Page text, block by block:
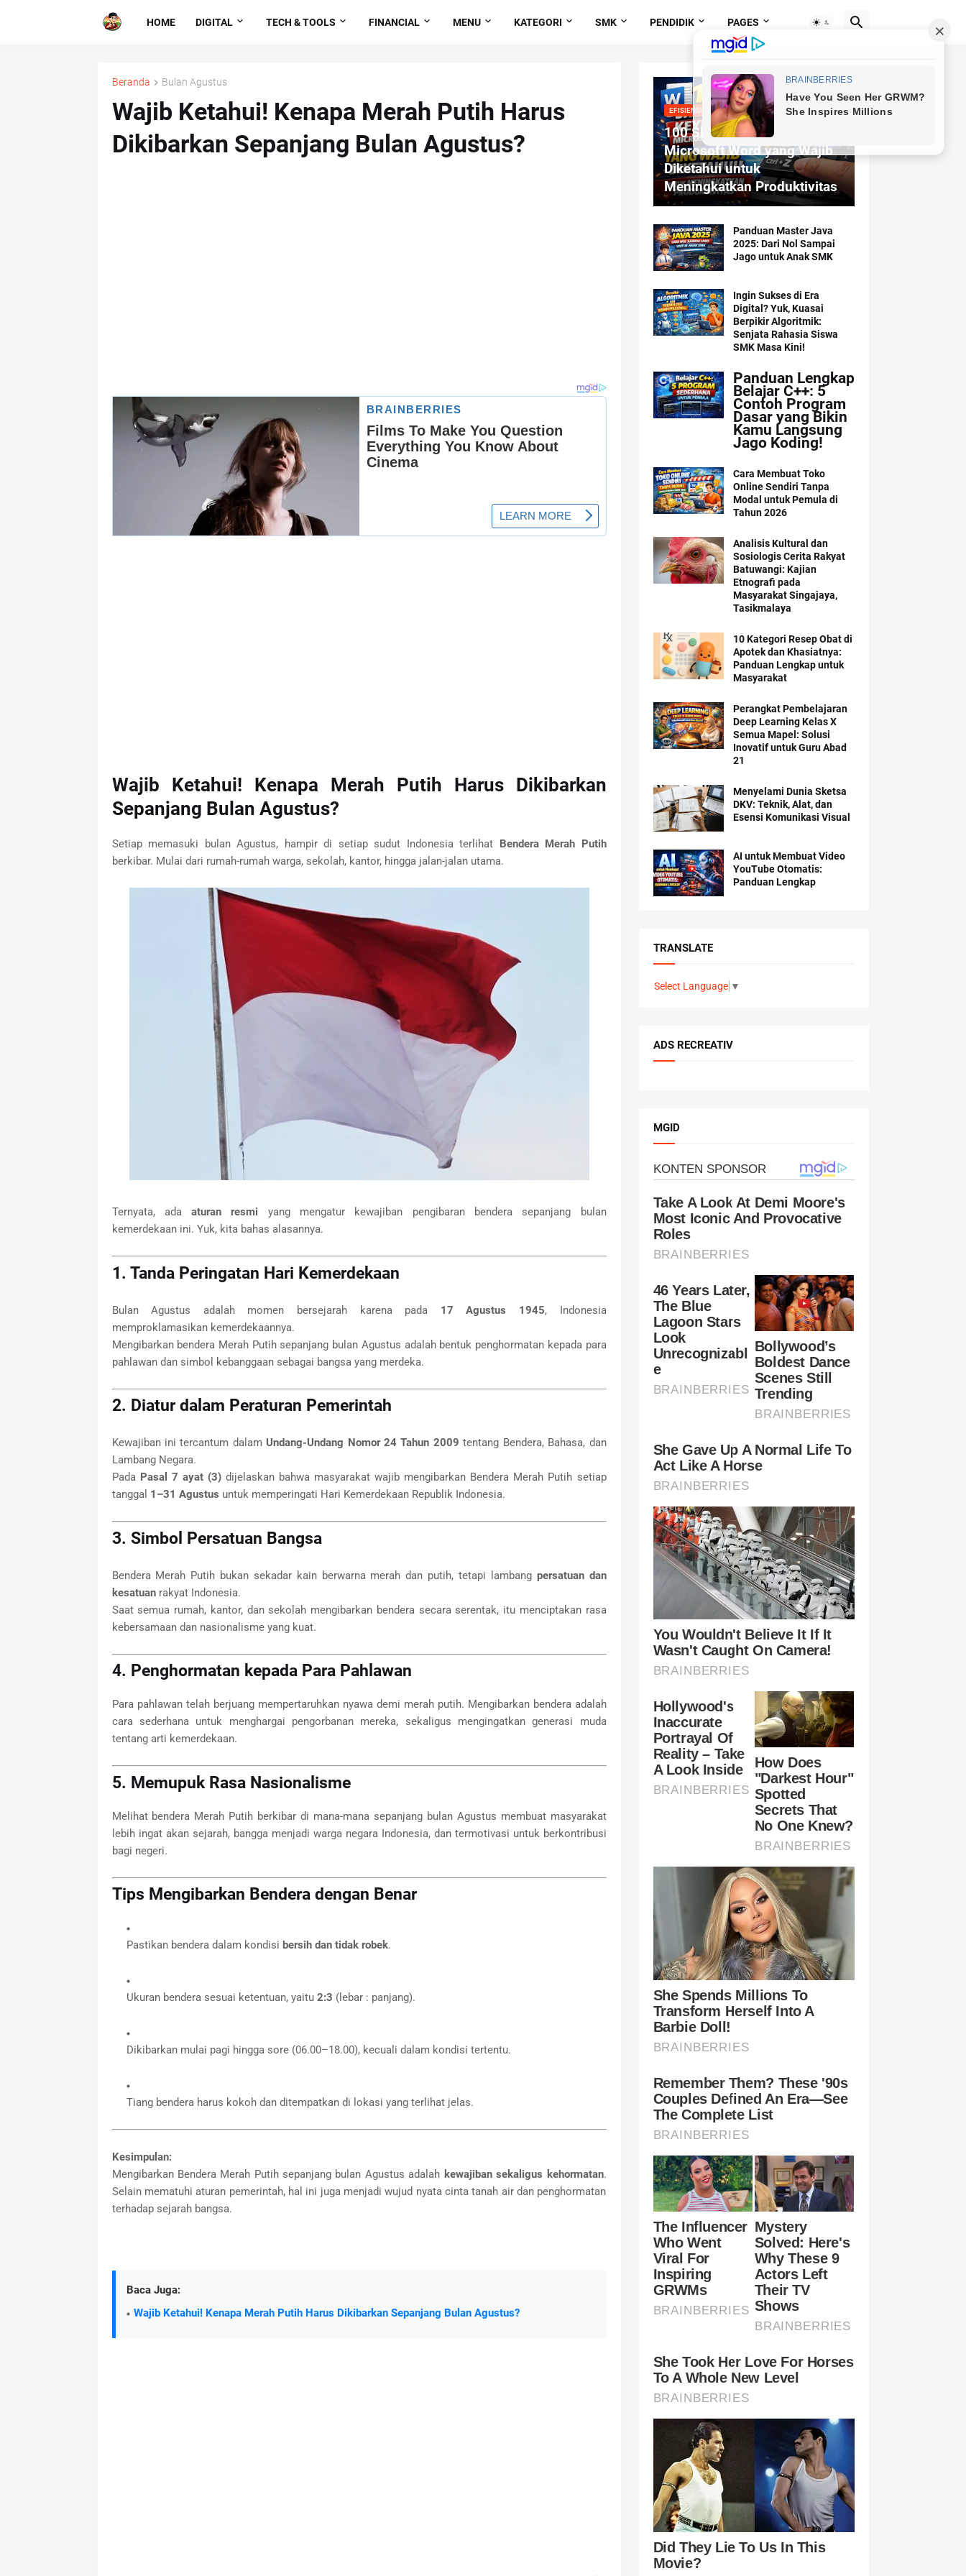
HOME DIGITAL TECH & TOOLS FINANCIAL MENU KATEGORI SMK PENDIDIK PAGES
Beranda Bulan Agustus
Wajib Ketahui! Kenapa Merah Putih Harus
Dikibarkan Sepanjang Bulan Agustus?
Wajib Ketahui! Kenapa Merah Putih Harus Dikibarkan
Sepanjang Bulan Agustus?
Setiap memasuki bulan Agustus, hampir di setiap sudut Indonesia terlihat
Bendera Merah Putih
berkibar. Mulai dari rumah-rumah warga, sekolah, kantor, hingga jalan-jalan utama.
Ternyata, adaaturan resmi yang mengatur kewajiban pengibaran bendera sepanjang bulan
kemerdekaan ini. Yuk, kita bahas alasannya.
1. Tanda Peringatan Hari Kemerdekaan
Bulan Agustus adalah momen bersejarah karena pada 17 Agustus 1945, Indonesia
memproklamasikan kemerdekaannya.
Mengibarkan bendera Merah Putih sepanjang bulan Agustus adalah bentuk penghormatan kepada para
pahlawan dan simbol kebanggaan sebagai bangsa yang merdeka.
2. Diatur dalam Peraturan Pemerintah
Kewajiban ini tercantum dalamUndang-Undang Nomor 24 Tahun 2009 tentang Bendera, Bahasa, dan
Lambang Negara.
Pada Pasal 7 ayat (3)dijelaskan bahwa masyarakat wajib mengibarkan Bendera Merah Putih setiap
tanggal 1–31 Agustus untuk memperingati Hari Kemerdekaan Republik Indonesia.
3. Simbol Persatuan Bangsa
Bendera Merah Putih bukan sekadar kain berwarna merah dan putih, tetapi lambang persatuan dan
kesatuanrakyat Indonesia.
Saat semua rumah, kantor, dan sekolah mengibarkan bendera secara serentak, itu menciptakan rasa
kebersamaan dan nasionalisme yang kuat.
4. Penghormatan kepada Para Pahlawan
Para pahlawan telah berjuang mempertaruhkan nyawa demi merah putih. Mengibarkan bendera adalah
cara sederhana untuk menghargai pengorbanan mereka, sekaligus mengingatkan generasi muda
tentang arti kemerdekaan.
5. Memupuk Rasa Nasionalisme
Melihat bendera Merah Putih berkibar di mana-mana sepanjang bulan Agustus membuat masyarakat
lebih ingat akan sejarah, bangga menjadi warga negara Indonesia, dan termotivasi untuk berkontribusi
bagi negeri.
Tips Mengibarkan Bendera dengan Benar
Pastikan bendera dalam kondisi bersih dan tidak robek.
Ukuran bendera sesuai ketentuan, yaitu 2:3 (lebar : panjang).
Dikibarkan mulai pagi hingga sore (06.00–18.00), kecuali dalam kondisi tertentu.
Tiang bendera harus kokoh dan ditempatkan di lokasi yang terlihat jelas.
Kesimpulan:
Mengibarkan Bendera Merah Putih sepanjang bulan Agustus adalah kewajiban sekaligus kehormatan.
Selain mematuhi aturan pemerintah, hal ini juga menjadi wujud nyata cinta tanah air dan penghormatan
terhadap sejarah bangsa.
Baca Juga:
Wajib Ketahui! Kenapa Merah Putih Harus Dikibarkan Sepanjang Bulan Agustus?
EFISIENSI MENGETIK
100 Shortcut Keyboard
Microsoft Word yang Wajib
Diketahui untuk
Meningkatkan Produktivitas
Panduan Master Java
2025: Dari Nol Sampai
Jago untuk Anak SMK
Ingin Sukses di Era
Digital? Yuk, Kuasai
Berpikir Algoritmik:
Senjata Rahasia Siswa
SMK Masa Kini!
Panduan Lengkap
Belajar C++: 5
Contoh Program
Dasar yang Bikin
Kamu Langsung
Jago Koding!
Cara Membuat Toko
Online Sendiri Tanpa
Modal untuk Pemula di
Tahun 2026
Analisis Kultural dan
Sosiologis Cerita Rakyat
Batuwangi: Kajian
Etnografi pada
Masyarakat Singajaya,
Tasikmalaya
10 Kategori Resep Obat di
Apotek dan Khasiatnya:
Panduan Lengkap untuk
Masyarakat
Perangkat Pembelajaran
Deep Learning Kelas X
Semua Mapel: Solusi
Inovatif untuk Guru Abad
21
Menyelami Dunia Sketsa
DKV: Teknik, Alat, dan
Esensi Komunikasi Visual
AI untuk Membuat Video
YouTube Otomatis:
Panduan Lengkap
TRANSLATE
Select Language ▼
ADS RECREATIV
MGID